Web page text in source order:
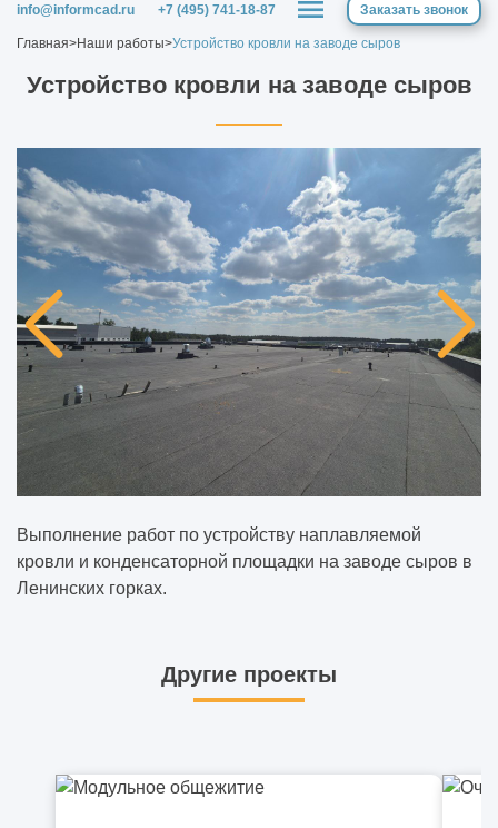
info@informcad.ru +7 (495) 741-18-87 Заказать звонок
Главная>Наши работы>Устройство кровли на заводе сыров
Устройство кровли на заводе сыров
Выполнение работ по устройству наплавляемой
кровли и конденсаторной площадки на заводе сыров в
Ленинских горках.
Другие проекты